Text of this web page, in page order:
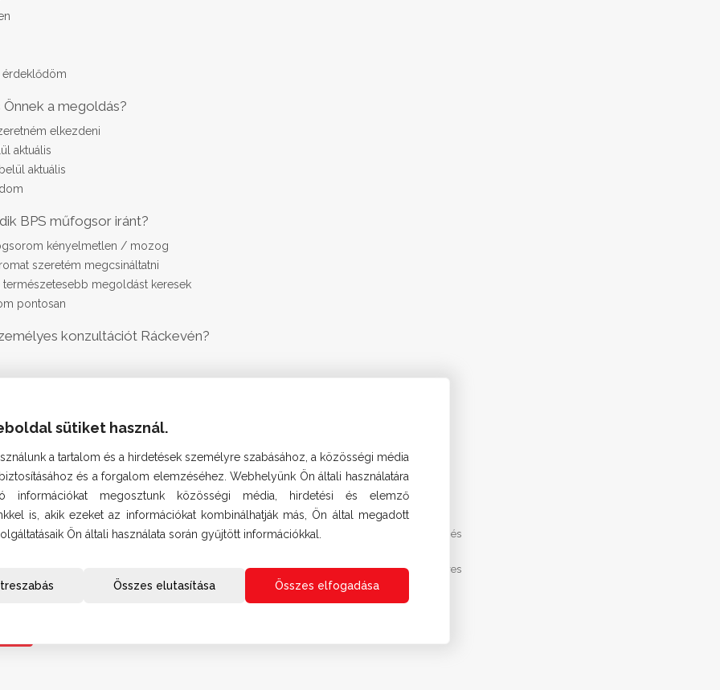
sütiket használ.
a tartalom és a hirdetések személyre szabásához, a közösségi média
és a forgalom elemzéséhez. Webhelyünk Ön általi használatára
információkat megosztunk közösségi média, hirdetési és elemző
is, akik ezeket az információkat kombinálhatják más, Ön által megadott
Ön általi használata során gyűjtött információkkal.
Összes elutasítása Összes elfogadása
érdeklődöm
a megoldás?
elkezdeni
aktuális
aktuális
BPS műfogsor iránt?
kényelmetlen / mozog
szeretém megcsináltatni
természetesebb megoldást keresek
pontosan
konzultációt Ráckevén?
kereshetjük telefonon?
8-12 között)
12-17 között)
kijelentem, hogy a weboldalon elérhetőadatkezelési tájékoztatót
elolvastam és
a személyes adataim kezeléséhez hozzájárulásomat adtam.
nyomjon a „küldés” gombra, és várjon néhány másodpercet, amíg megjelenik a "sikeres